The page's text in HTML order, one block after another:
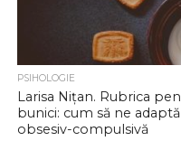
PSIHOLOGIE
Larisa Nițan. Rubrica
bunici: cum să ne
obsesiv-compulsivă